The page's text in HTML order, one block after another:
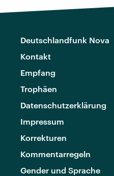
Deutschlandfunk Nova
Kontakt
Empfang
Trophäen
Datenschutzerklärung
Impressum
Korrekturen
Kommentarregeln
Gender und Sprache